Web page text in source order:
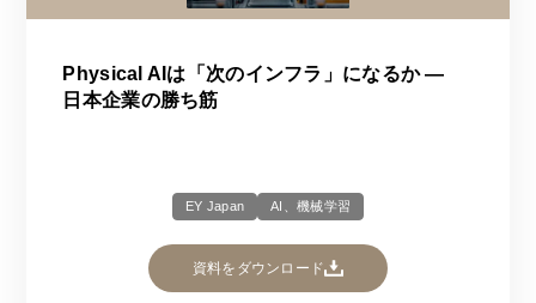
Physical AIは「次のインフラ」になるか ―
日本企業の勝ち筋
EY Japan AI、機械学習
資料をダウンロード